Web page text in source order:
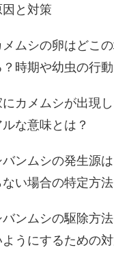
因と対策
メムシの卵はどこ
？時期や幼虫の行動
にカメムシが出現
ルな意味とは？
バンムシの発生源
ない場合の特定方
バンムシの駆除方
ようにするための